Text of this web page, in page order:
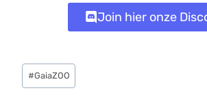
Join hier onze
Bericht
tags:
#GaiaZOO